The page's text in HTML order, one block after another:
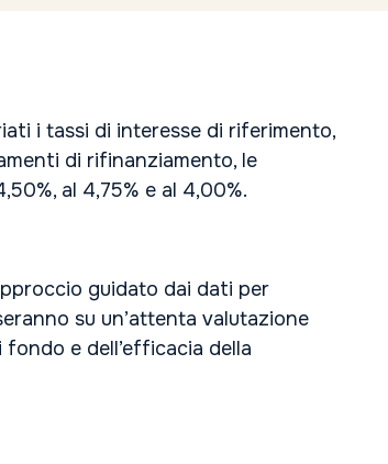
i tassi di interesse di riferimento,
di rifinanziamento, le
al 4,75% e al 4,00%.
guidato dai dati per
su un’attenta valutazione
e dell’efficacia della